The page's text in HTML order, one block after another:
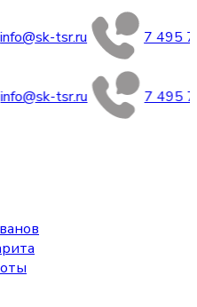
info@sk-tsr.ru 7 495
info@sk-tsr.ru 7 495